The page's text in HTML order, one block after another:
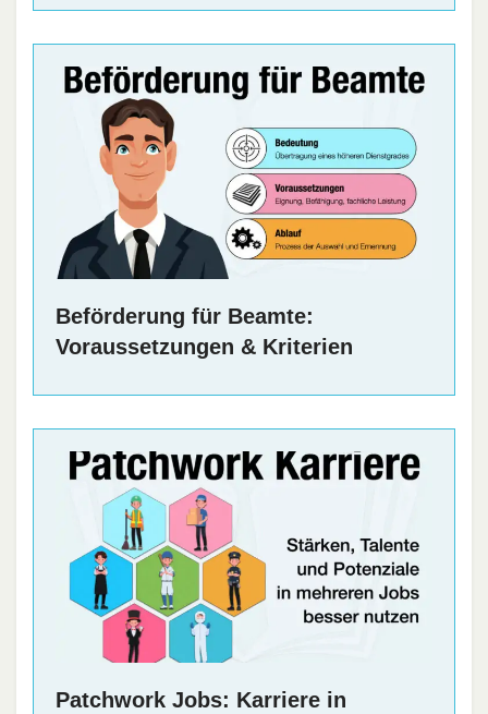
Beförderung für Beamte:
Voraussetzungen & Kriterien
Patchwork Jobs: Karriere in